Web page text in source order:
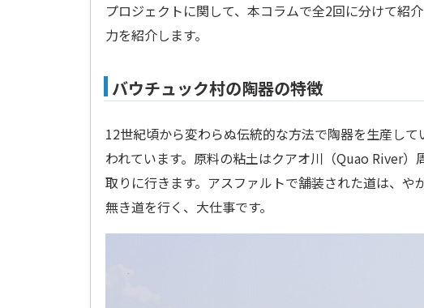
プロジェクトに関して、本コラムで全2回に分けて紹
力を紹介します。
バウチュック村の陶器の特徴
12世紀頃から変わらぬ伝統的な方法で陶器を生産し
われています。原料の粘土はクアオ川（Quao River
取りに行きます。アスファルトで舗装された道は、
無き道を行く、大仕事です。